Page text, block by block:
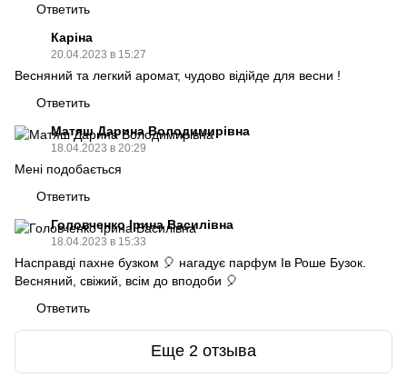
Ответить
Каріна
20.04.2023 в 15:27
Весняний та легкий аромат, чудово відійде для весни !
Ответить
Матяш Дарина Володимирівна
18.04.2023 в 20:29
Мені подобається
Ответить
Головченко Ірина Василівна
18.04.2023 в 15:33
Насправді пахне бузком 🎈 нагадує парфум Ів Роше Бузок.
Весняний, свіжий, всім до вподоби 🎈
Ответить
Еще 2 отзыва